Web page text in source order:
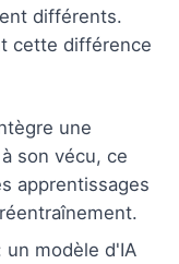
différents.
cette différence
une
son vécu, ce
apprentissages
un modèle d'IA